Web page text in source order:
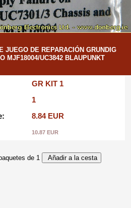
JUEGO DE REPARACIÓN GRUNDIG
MJF18004/UC3842 BLAUPUNKT
GR KIT 1
1
8.84 EUR
10.87 EUR
de 1